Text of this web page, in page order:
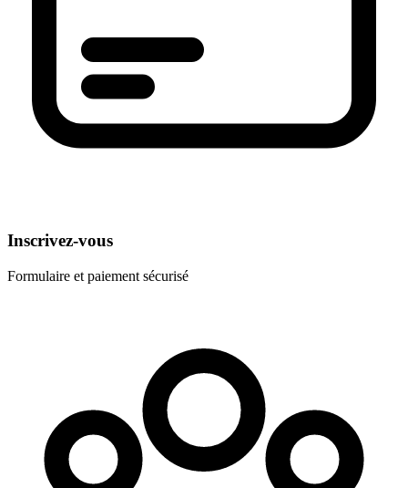
Inscrivez-vous
Formulaire et paiement sécurisé